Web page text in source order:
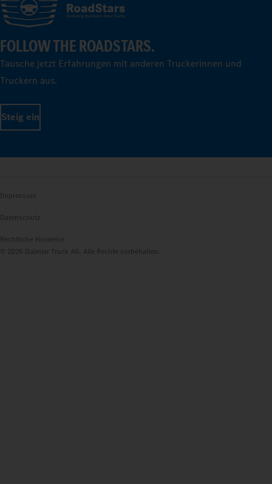
FOLLOW THE ROADSTARS.
Tausche jetzt Erfahrungen mit anderen Truckerinnen und
Truckern aus.
Steig ein
Impressum
Datenschutz
Rechtliche Hinweise
© 2026 Daimler Truck AG. Alle Rechte vorbehalten.